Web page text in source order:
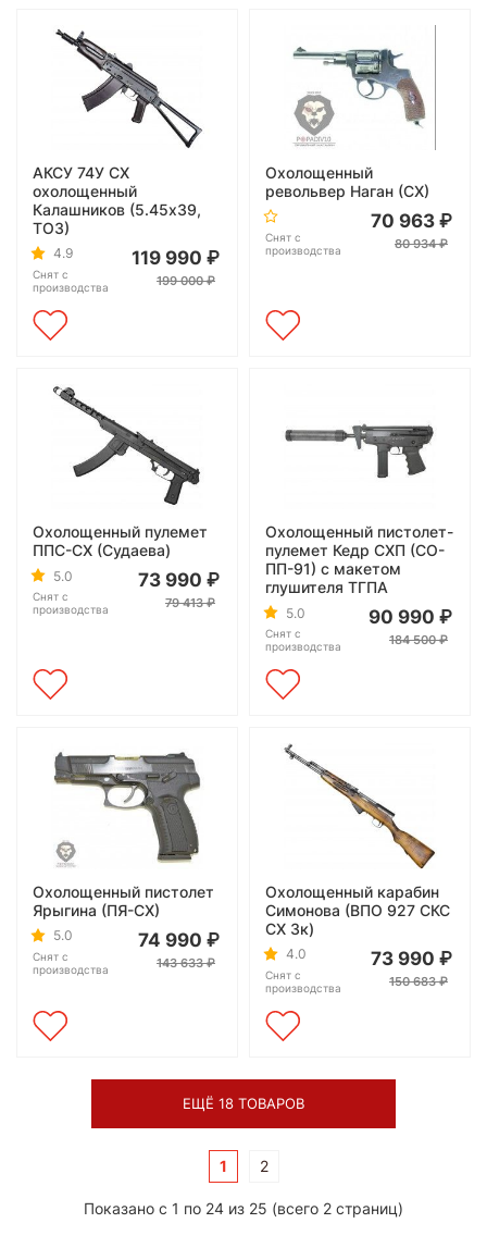
АКСУ 74У СХ
охолощенный
Калашников (5.45х39,
ТОЗ)
4.9
Снят с
производства
119 990
199 000
Охолощенный
револьвер Наган (СХ)
Снят с
производства
70 963
80 934
Охолощенный пулемет
ППС-СХ (Судаева)
5.0
Снят с
производства
73 990
79 413
Охолощенный пистолет-
пулемет Кедр СХП (СО-
ПП-91) с макетом
глушителя ТГПА
5.0
Снят с
производства
90 990
184 500
Охолощенный пистолет
Ярыгина (ПЯ-СХ)
5.0
Снят с
производства
74 990
143 633
Охолощенный карабин
Симонова (ВПО 927 СКС
СХ 3к)
4.0
Снят с
производства
73 990
150 683
ЕЩЁ 18 ТОВАРОВ
1 2
Показано с 1 по 24 из 25 (всего 2 страниц)